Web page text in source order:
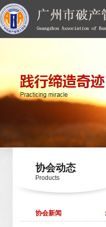
协会动态
Products
协会新闻